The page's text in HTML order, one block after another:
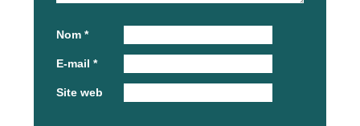
Nom *
E-mail *
Site web